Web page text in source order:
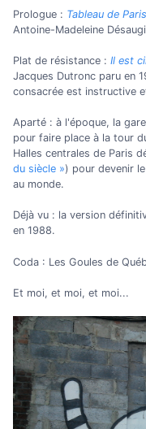
Prologue : Tableau de
Antoine-Madeleine
Plat de résistance : Il est
Jacques Dutronc paru en
consacrée est instructive
Aparté : à l'époque, la
pour faire place à la tour
Halles centrales de Paris
du siècle ») pour devenir
au monde.
Déjà vu : la version
en 1988.
Coda : Les Goules de
Et moi, et moi, et moi...